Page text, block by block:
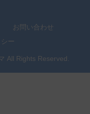
お問い合わせ
ー
All Rights Reserved.